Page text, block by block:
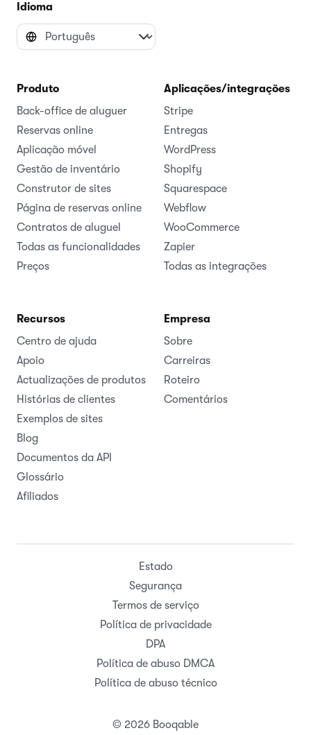
Idioma
Produto
Back-office de aluguer
Reservas online
Aplicação móvel
Gestão de inventário
Construtor de sites
Página de reservas online
Contratos de aluguel
Todas as funcionalidades
Preços
Aplicações/integrações
Stripe
Entregas
WordPress
Shopify
Squarespace
Webflow
WooCommerce
Zapier
Todas as integrações
Recursos
Centro de ajuda
Apoio
Actualizações de produtos
Histórias de clientes
Exemplos de sites
Blog
Documentos da API
Glossário
Afiliados
Empresa
Sobre
Carreiras
Roteiro
Comentários
© 2026 Booqable
Estado
Segurança
Termos de serviço
Política de privacidade
DPA
Política de abuso DMCA
Política de abuso técnico